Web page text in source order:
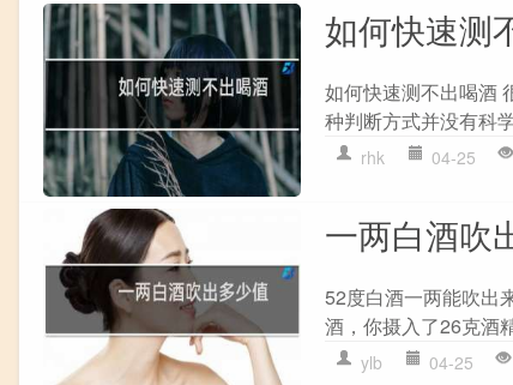
如何快速测
如何快速测不出喝酒
种判断方式并没有科
rhk 04-25
一两白酒吹
52度白酒一两能吹出
酒，你摄入了26克酒
ylb 04-25